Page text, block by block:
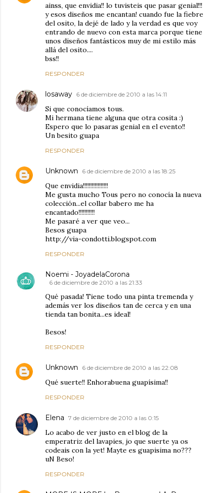
ainss, que envidia!! lo tuvisteis que pasar genial!!!
y esos diseños me encantan! cuando fue la fiebre
del osito, la dejé de lado y la verdad es que voy
entrando de nuevo con esta marca porque tiene
unos diseños fantásticos muy de mi estilo más
allá del osito....
bss!!
RESPONDER
losaway 6 de diciembre de 2010 a las 14:11
Si que conocíamos tous.
Mi hermana tiene alguna que otra cosita :)
Espero que lo pasaras genial en el evento!!
Un besito guapa
RESPONDER
Unknown 6 de diciembre de 2010 a las 18:25
Que envidia!!!!!!!!!!!!!!!!!
Me gusta mucho Tous pero no conocía la nueva
colección...el collar babero me ha
encantado!!!!!!!!!!!
Me pasaré a ver que veo...
Besos guapa
http://via-condotti.blogspot.com
RESPONDER
Noemi - JoyadelaCorona
6 de diciembre de 2010 a las 21:33
Qué pasada! Tiene todo una pinta tremenda y
además ver los diseños tan de cerca y en una
tienda tan bonita...es ideal!
Besos!
RESPONDER
Unknown 6 de diciembre de 2010 a las 22:08
Qué suerte!! Enhorabuena guapísima!!
RESPONDER
Elena 7 de diciembre de 2010 a las 0:15
Lo acabo de ver justo en el blog de la
emperatriz del lavapies, jo que suerte ya os
codeais con la yet! Mayte es guapisima no???
uN Beso!
RESPONDER